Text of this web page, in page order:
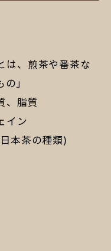
は、煎茶や番茶な
」
、脂質
イン
本茶の種類)